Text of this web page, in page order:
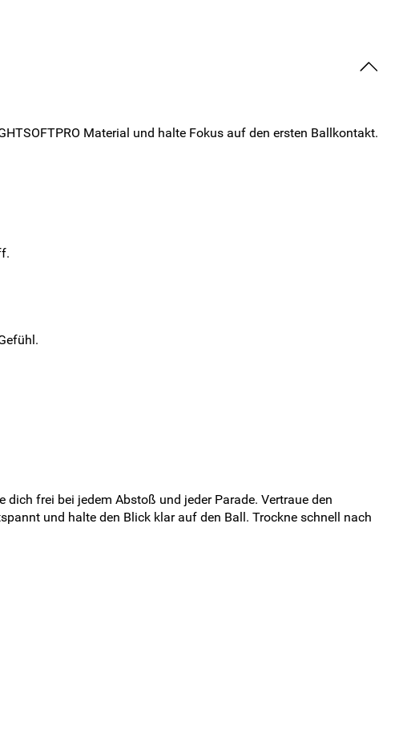
Material und halte Fokus auf den ersten Ballkontakt.
frei bei jedem Abstoß und jeder Parade. Vertraue den
und halte den Blick klar auf den Ball. Trockne schnell nach